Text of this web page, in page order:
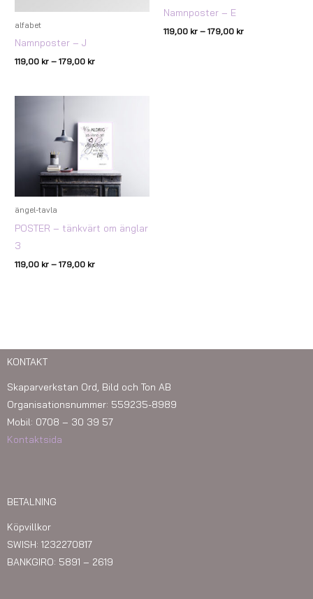
alfabet
Namnposter – J
119,00 kr – 179,00 kr
Namnposter – E
119,00 kr – 179,00 kr
ängel-tavla
POSTER – tänkvärt om änglar
3
119,00 kr – 179,00 kr
till
179,00 kr
KONTAKT
Skaparverkstan Ord, Bild och Ton AB
Organisationsnummer: 559235-8989
Mobil: 0708 – 30 39 57
Kontaktsida
BETALNING
Köpvillkor
SWISH: 1232270817
BANKGIRO: 5891 – 2619